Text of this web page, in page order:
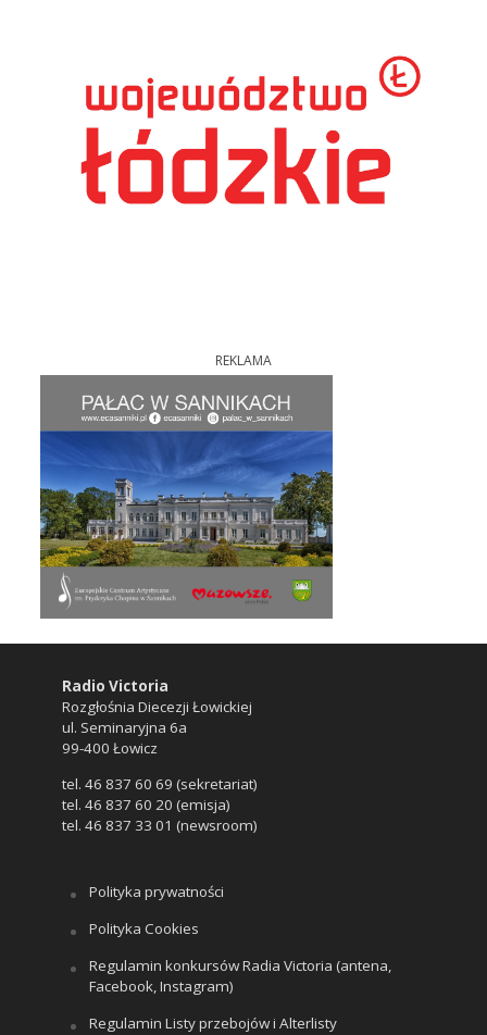
REKLAMA
Radio Victoria
Rozgłośnia Diecezji Łowickiej
ul. Seminaryjna 6a
99-400 Łowicz
tel. 46 837 60 69 (sekretariat)
tel. 46 837 60 20 (emisja)
tel. 46 837 33 01 (newsroom)
Polityka prywatności
Polityka Cookies
Regulamin konkursów Radia Victoria (antena,
Facebook, Instagram)
Regulamin Listy przebojów i Alterlisty